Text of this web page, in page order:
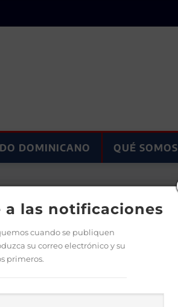
DOMINICANO QUÉ SOMOS
a las notificaciones
cuando se publiquen
su correo electrónico y su
primeros.